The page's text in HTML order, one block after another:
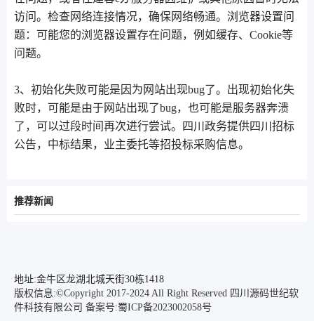
访问。检查网络连接情况，确保网络畅通。浏览器设置问
题：可能您的浏览器设置存在问题，例如缓存、Cookie等
问题。
3、初始化失败可能是因为网站出现bug了。出现初始化失
败时，可能是由于网站出现了bug，也可能是服务器奔溃
了，可以过段时间再次进行尝试。四川政务提供四川招标
公告，中标结果，业主委托等招投标采购信息。
推荐新闻
地址:金牛区龙湖北城天街30栋1418
版权信息:©Copyright 2017-2024 All Right Reserved 四川源码世纪软
件科技有限公司 备案号:蜀ICP备2023002058号